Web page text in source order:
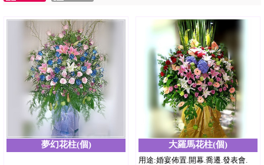
夢幻花柱(個) 大羅馬花柱(個)
用途:婚宴佈置.開幕.喬遷.發表會.